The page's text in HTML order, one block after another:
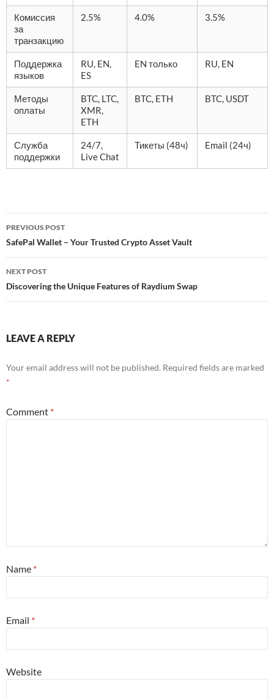
Комиссия
за
транзакцию
2.5% 4.0% 3.5%
Поддержка
языков
RU, EN,
ES
EN только RU, EN
Методы
оплаты
BTC, LTC,
XMR,
ETH
BTC, ETH BTC, USDT
Служба
поддержки
24/7,
Live Chat
Тикеты (48ч) Email (24ч)
Post
navigation
PREVIOUS POST
SafePal Wallet – Your Trusted Crypto Asset Vault
NEXT POST
Discovering the Unique Features of Raydium Swap
LEAVE A REPLY
Your email address will not be published. Required fields are marked
*
Comment *
Name *
Email *
Website